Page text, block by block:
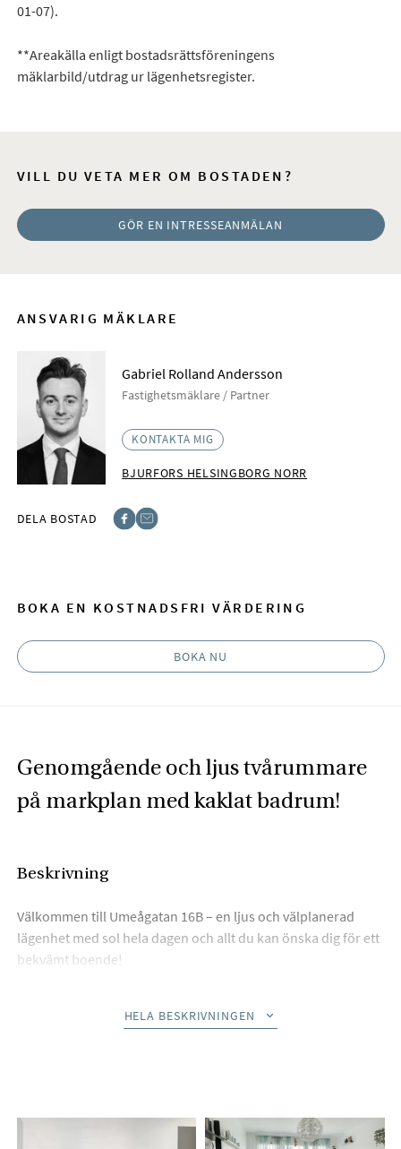
01-07).
**Areakälla enligt bostadsrättsföreningens
mäklarbild/utdrag ur lägenhetsregister.
VILL DU VETA MER OM BOSTADEN?
GÖR EN INTRESSEANMÄLAN
ANSVARIG MÄKLARE
Gabriel Rolland Andersson
Fastighetsmäklare / Partner
KONTAKTA MIG
BJURFORS HELSINGBORG NORR
DELA BOSTAD
BOKA EN KOSTNADSFRI VÄRDERING
BOKA NU
Genomgående och ljus tvårummare
på markplan med kaklat badrum!
Beskrivning
Välkommen till Umeågatan 16B – en ljus och välplanerad
lägenhet med sol hela dagen och allt du kan önska dig för ett
bekvämt boende!
ett fantastiskt ljusflöde som genomsyrar hela hemmet och
såväl avkoppling som sociala tillställningar. I anslutning till
HELA BESKRIVNINGEN